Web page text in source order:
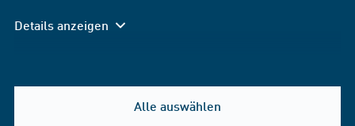
Details anzeigen
Alle auswählen